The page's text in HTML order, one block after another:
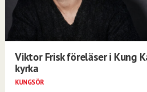
Viktor Frisk föreläser i Kung
kyrka
KUNGSÖR